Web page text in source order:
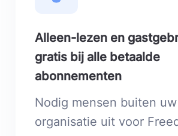
Alleen-lezen en
gratis bij alle betaalde
abonnementen
Nodig mensen buiten uw
organisatie uit voor